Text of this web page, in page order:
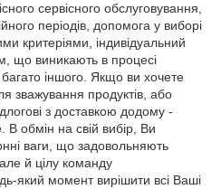
сервісного обслуговування,
періодів, допомога у виборі
критеріями, індивідуальний
що виникають в процесі
іншого. Якщо ви хочете
зважування продуктів, або
з доставкою додому -
обмін на свій вибір, Ви
ваги, що задовольняють
й цілу команду
який момент вирішити всі Ваші